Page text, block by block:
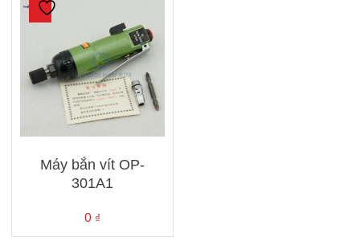
Máy bắn vít OP-
301A1
0 ₫